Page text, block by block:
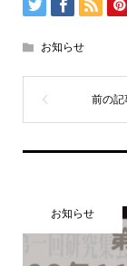
お知らせ
お知らせ